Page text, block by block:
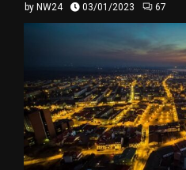
by NW24 03/01/2023 67